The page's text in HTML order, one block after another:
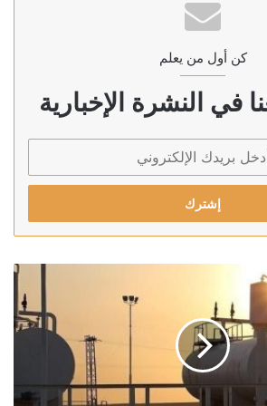
كن أول من يعلم
في النشرة الإخبارية